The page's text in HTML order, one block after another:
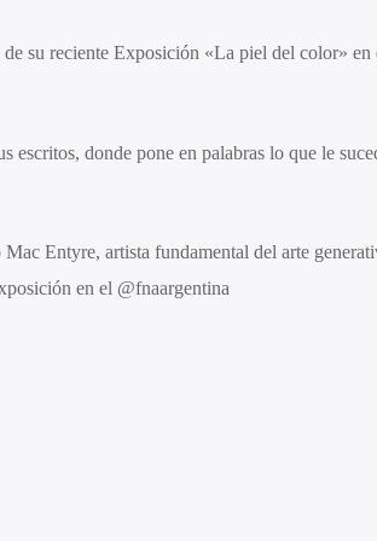
su reciente Exposición «La piel del color»
escritos, donde pone en palabras lo que le
Entyre, artista fundamental del arte
en el @fnaargentina